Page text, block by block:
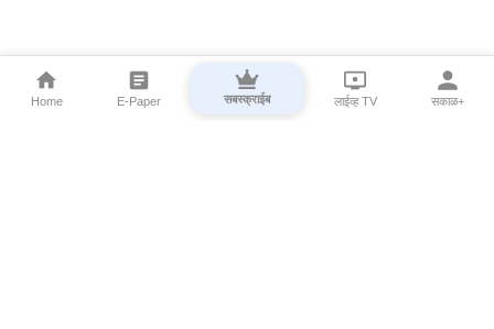
Home E-Paper सबस्क्राईब लाईव्ह TV सकाळ+